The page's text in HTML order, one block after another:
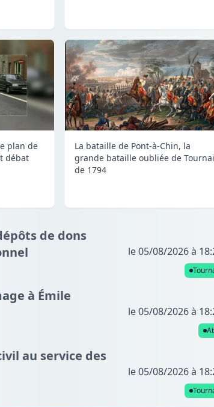
plan de
débat
La bataille de Pont-à-Chin, la
grande bataille oubliée de Tournai
de 1794
de dons
le 05/08/2026 à
à Émile
le 05/08/2026 à
au service des
le 05/08/2026 à